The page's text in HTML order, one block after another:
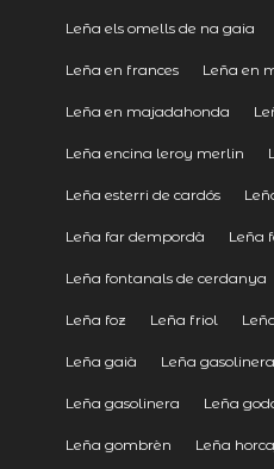
Leña els omells de na gaia
Leña en frances Leña en
Leña en majadahonda
Leña encina leroy merlin
Leña esterri de cardós
Leña far dempordà Leña
Leña fontanals de cerdanya
Leña foz Leña friol
Leña gaià Leña
Leña gasolinera Leña
Leña gombrèn Leña